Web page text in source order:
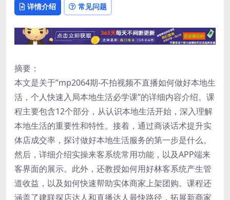
详情介绍 常见问题
摘要：
本文是关于”mp2064期-不拍视频不直播如何做好本地生
活，个人快速入局本地生活必学课”的详细内容介绍。课
程主要包含12个部分，从认识本地生活开始，深入理解
本地生活的重要性和特性。接着，通过商谈话术提升实
体店成交率，探讨做好本地生活服务的第一步是什么。
然后，详细介绍实操来客系统常用功能，以及APP端来
客界面的展示。此外，还教授如何用好林客系统产生管
道收益，以及如何快速帮助实体商家上架团购。课程还
涵盖了建联探店达人和直播达人最快路径，拓展新商家